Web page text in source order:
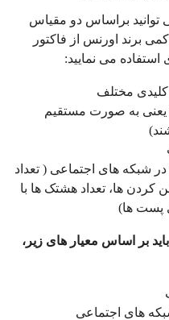
توانید براساس دو مقیاس
برند اورنس از فاکتور
می نمایید:
کلیدی مختلف
یعنی به صورت مستقیم
در شبکه های اجتماعی ( تعداد
کردن ها، تعداد هشتک ها با
پست ها)
بر اساس معیار های زیر،
های اجتماعی